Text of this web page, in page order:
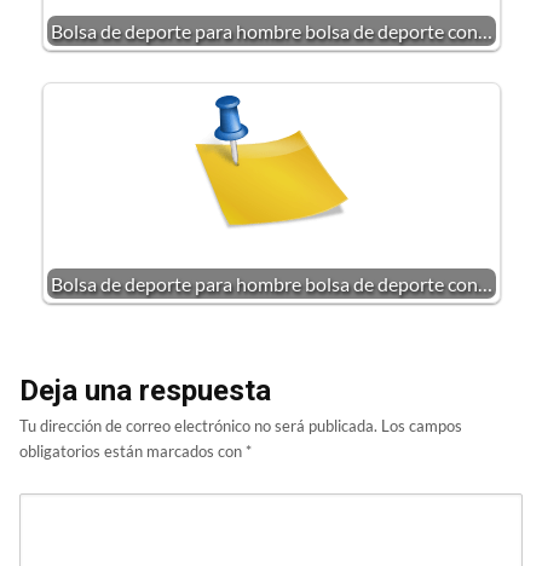
Bolsa de deporte para hombre bolsa de deporte con…
Bolsa de deporte para hombre bolsa de deporte con…
Deja una respuesta
Tu dirección de correo electrónico no será publicada. Los campos
obligatorios están marcados con *